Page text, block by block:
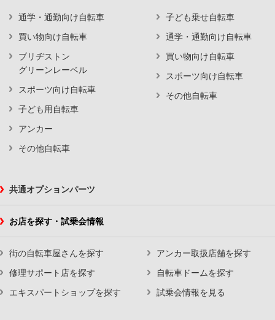
通学・通勤向け自転車
買い物向け自転車
ブリヂストン
グリーンレーベル
スポーツ向け自転車
子ども用自転車
アンカー
その他自転車
子ども乗せ自転車
通学・通勤向け自転車
買い物向け自転車
スポーツ向け自転車
その他自転車
共通オプションパーツ
お店を探す・試乗会情報
街の自転車屋さんを探す
修理サポート店を探す
エキスパートショップを探す
アンカー取扱店舗を探す
自転車ドームを探す
試乗会情報を見る